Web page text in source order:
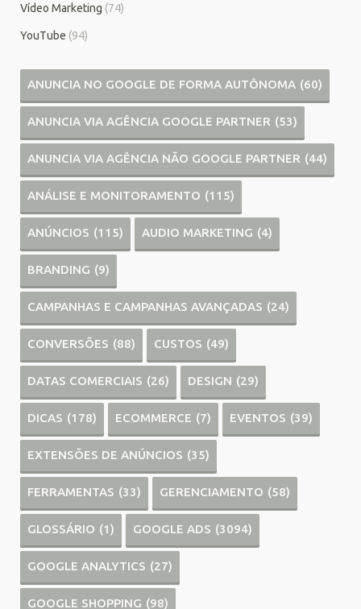
Vídeo Marketing (74)
YouTube (94)
ANUNCIA NO GOOGLE DE FORMA AUTÔNOMA (60)
ANUNCIA VIA AGÊNCIA GOOGLE PARTNER (53)
ANUNCIA VIA AGÊNCIA NÃO GOOGLE PARTNER (44)
ANÁLISE E MONITORAMENTO (115)
ANÚNCIOS (115) AUDIO MARKETING (4)
BRANDING (9)
CAMPANHAS E CAMPANHAS AVANÇADAS (24)
CONVERSÕES (88) CUSTOS (49)
DATAS COMERCIAIS (26) DESIGN (29)
DICAS (178) ECOMMERCE (7) EVENTOS (39)
EXTENSÕES DE ANÚNCIOS (35)
FERRAMENTAS (33) GERENCIAMENTO (58)
GLOSSÁRIO (1) GOOGLE ADS (3094)
GOOGLE ANALYTICS (27)
GOOGLE SHOPPING (98)